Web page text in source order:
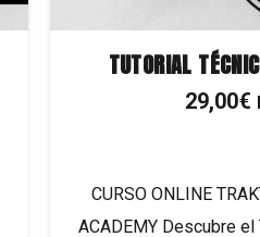
TUTORIAL
29,00€
CURSO ONLINE
ACADEMY Descubre el